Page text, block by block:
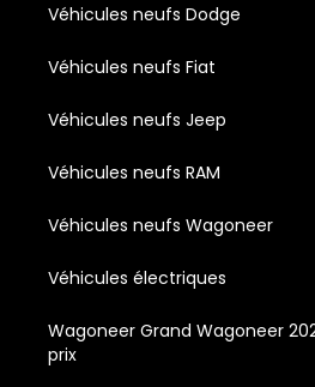
Véhicules neufs Dodge
Véhicules neufs Fiat
Véhicules neufs Jeep
Véhicules neufs RAM
Véhicules neufs Wagoneer
Véhicules électriques
Wagoneer Grand Wagoneer
prix